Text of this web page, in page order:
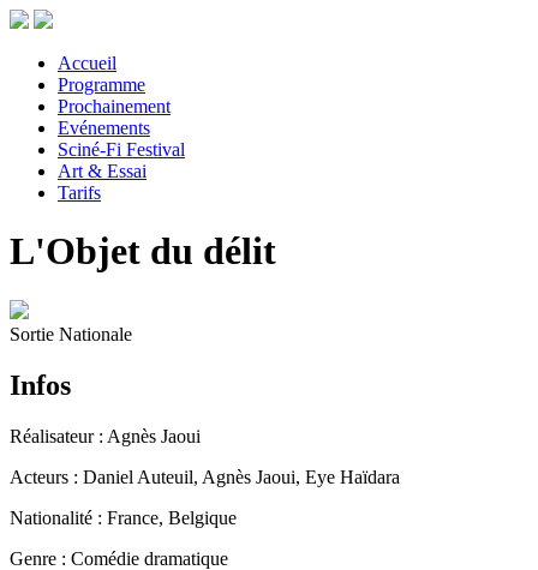
Accueil
Programme
Prochainement
Evénements
Sciné-Fi Festival
Art & Essai
Tarifs
L'Objet du délit
Sortie Nationale
Infos
Réalisateur : Agnès Jaoui
Acteurs : Daniel Auteuil, Agnès Jaoui, Eye Haïdara
Nationalité : France, Belgique
Genre : Comédie dramatique